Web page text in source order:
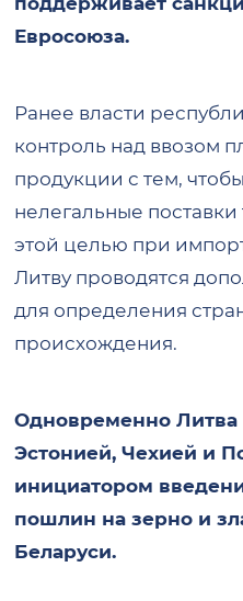
Евросоюза.
Ранее власти
контроль над ввозом
продукции с тем,
нелегальные
этой целью при
Литву проводятся
для определения
происхождения.
Одновременно Литва
Эстонией, Чехией и
инициатором
пошлин на зерно и
Беларуси.